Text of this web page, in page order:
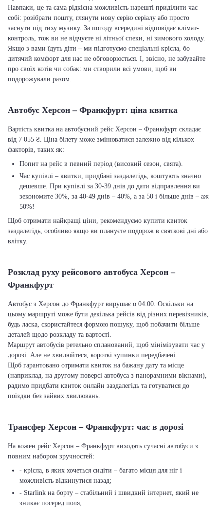
Навпаки, це та сама рідкісна можливість нарешті приділити час
собі: розібрати пошту, глянути нову серію серіалу або просто
заснути під тиху музику. За погоду всередині відповідає клімат-
контроль, тож ви не відчуєте ні літньої спеки, ні зимового холоду.
Якщо з вами їдуть діти – ми підготуємо спеціальні крісла, бо
дитячий комфорт для нас не обговорюється. І, звісно, не забувайте
про своїх котів чи собак: ми створили всі умови, щоб ви
подорожували разом.
Автобус Херсон – Франкфурт: ціна квитка
Вартість квитка на автобусний рейс Херсон – Франкфурт складає
від 7 055 ₴. Ціна білету може змінюватися залежно від кількох
факторів, таких як:
Попит на рейс в певний період (високий сезон, свята).
Час купівлі – квитки, придбані заздалегідь, коштують значно
дешевше. При купівлі за 30-39 днів до дати відправлення ви
зекономите 30%, за 40-49 днів – 40%, а за 50 і більше днів – аж
50%!
Щоб отримати найкращі ціни, рекомендуємо купити квиток
заздалегідь, особливо якщо ви плануєте подорож в святкові дні або
влітку.
Розклад руху рейсового автобуса Херсон –
Франкфурт
Автобус з Херсон до Франкфурт вирушає о 04:00. Оскільки на
цьому маршруті може бути декілька рейсів від різних перевізників,
будь ласка, скористайтеся формою пошуку, щоб побачити більше
деталей щодо розкладу та вартості.
Маршрут автобусів ретельно спланований, щоб мінімізувати час у
дорозі. Але не хвилюйтеся, короткі зупинки передбачені.
Щоб гарантовано отримати квиток на бажану дату та місце
(наприклад, на другому поверсі автобуса з панорамними вікнами),
радимо придбати квиток онлайн заздалегідь та готуватися до
поїздки без зайвих хвилювань.
Трансфер Херсон – Франкфурт: час в дорозі
На кожен рейс Херсон – Франкфурт виходять сучасні автобуси з
повним набором зручностей:
- крісла, в яких хочеться сидіти – багато місця для ніг і
можливість відкинутися назад;
- Starlink на борту – стабільний і швидкий інтернет, який не
зникає посеред поля;